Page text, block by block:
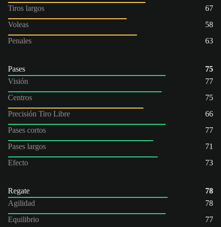
Tiros largos
67
Voleas
58
Penales
63
Pases
75
Visión
77
Centros
75
Precisión Tiro Libre
66
Pases cortos
77
Pases largos
71
Efecto
73
Regate
78
Agilidad
78
Equilibrio
77